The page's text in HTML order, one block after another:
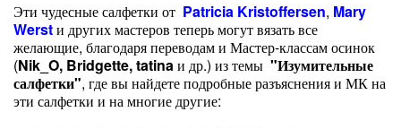
Эти чудесные салфетки от Patricia Kristoffersen, Mary
Werstи других мастеров теперь могут вязать все
желающие, благодаря переводам и Мастер-классам осинок
(Nik_O, Bridgette,tatinaи др.) из темы "Изумительные
салфетки", где вы найдете подробные разъяснения и МК на
эти салфетки и на многие другие: